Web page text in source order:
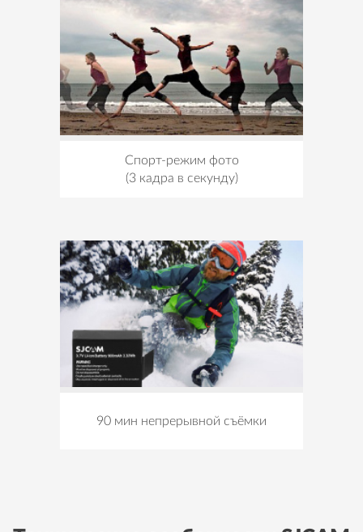
Спорт-режим фото
(3 кадра в секунду)
90 мин непрерывной съёмки